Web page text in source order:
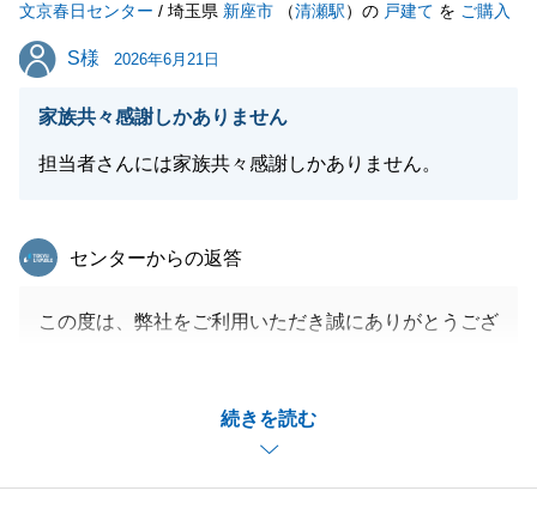
今後も不動産に関するご相談がございましたら、いつ
でもお気軽にご連絡下さい。
私共々、今後とも弊社を末永くご愛顧賜りますようお
願い申し上げます。
文京春日センター / 埼玉県 新座市 （清瀬駅）の 戸建て を ご購入
S様
S様 2026年6月21日
家族共々感謝しかありません
担当者さんには家族共々感謝しかありません。
続きを読む
東急リバブル
センターからの返答
この度は、弊社をご利用いただき誠にありがとうござ
事に至れましたこと、大変感謝しております。
今後とも些細なことでも構いませんので、不動産につ
いてお困りのことがございましたら、お気軽にお問い